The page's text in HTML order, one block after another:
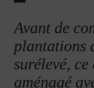
Avant de
plantations
surélevé,
aménagé
Plantations adaptées à
Cultiver un potager
En résumé